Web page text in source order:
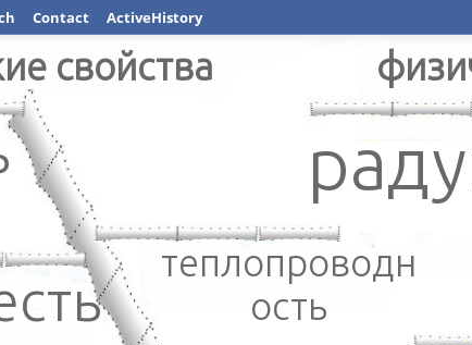
Contact ActiveHistory
физические свойства
теплопроводн
ость